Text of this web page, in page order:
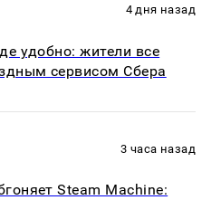
4 дня назад
удобно: жители все
сервисом Сбера
3 часа назад
Steam Machine: